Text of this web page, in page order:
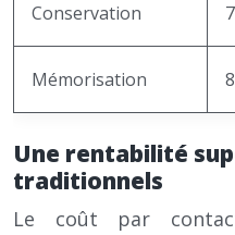
Conservation
Mémorisation
Une rentabilité
traditionnels
Le coût par